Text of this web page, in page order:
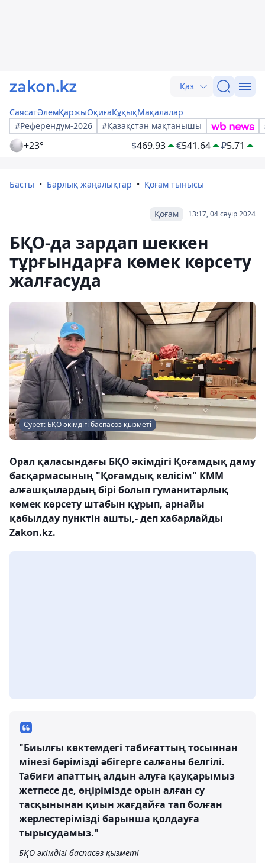
Қаз
СаясатӘлемҚаржыОқиғаҚұқықМақалалар
#Референдум-2026
#Қазақстан мақтанышы
+23° $469.93 €541.64 ₽5.71
Басты Барлық жаңалықтар Қоғам тынысы
13:17, 04 сәуір 2024
Қоғам
БҚО-да зардап шеккен
тұрғындарға көмек көрсету
жалғасуда
Сурет: БҚО әкімдігі баспасөз қызметі
Орал қаласындағы БҚО әкімдігі Қоғамдық даму
басқармасының "Қоғамдық келісім" КММ
алғашқылардың бірі болып гуманитарлық
көмек көрсету штабын құрып, арнайы
қабылдау пунктін ашты,- деп хабарлайды
Zakon.kz.
"Биылғы көктемдегі табиғаттың тосыннан
мінезі бәрімізді әбігерге салғаны белгілі.
Табиғи апаттың алдын алуға қауқарымыз
жетпесе де, өңірімізде орын алған су
тасқынынан қиын жағдайға тап болған
жерлестерімізді барынша қолдауға
тырысудамыз."
БҚО әкімдігі баспасөз қызметі